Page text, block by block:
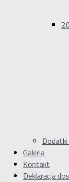
Dodatki
Galeria
Kontakt
Deklaracja